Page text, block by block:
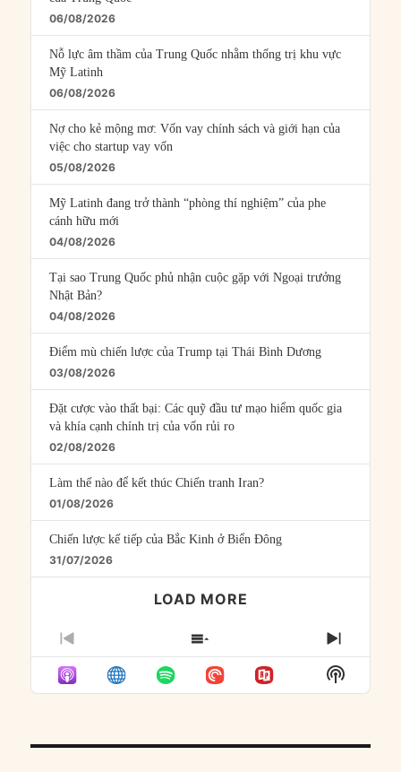
06/08/2026
Nỗ lực âm thầm của Trung Quốc nhằm thống trị khu vực
Mỹ Latinh
06/08/2026
Nợ cho kẻ mộng mơ: Vốn vay chính sách và giới hạn của
việc cho startup vay vốn
05/08/2026
Mỹ Latinh đang trở thành “phòng thí nghiệm” của phe
cánh hữu mới
04/08/2026
Tại sao Trung Quốc phủ nhận cuộc gặp với Ngoại trưởng
Nhật Bản?
04/08/2026
Điểm mù chiến lược của Trump tại Thái Bình Dương
03/08/2026
Đặt cược vào thất bại: Các quỹ đầu tư mạo hiểm quốc gia
và khía cạnh chính trị của vốn rủi ro
02/08/2026
Làm thế nào để kết thúc Chiến tranh Iran?
01/08/2026
Chiến lược kế tiếp của Bắc Kinh ở Biển Đông
31/07/2026
LOAD MORE
PREVIOUS
EPISODE
SHOW
EPISODES
LIST
NEXT
Show
Podcast